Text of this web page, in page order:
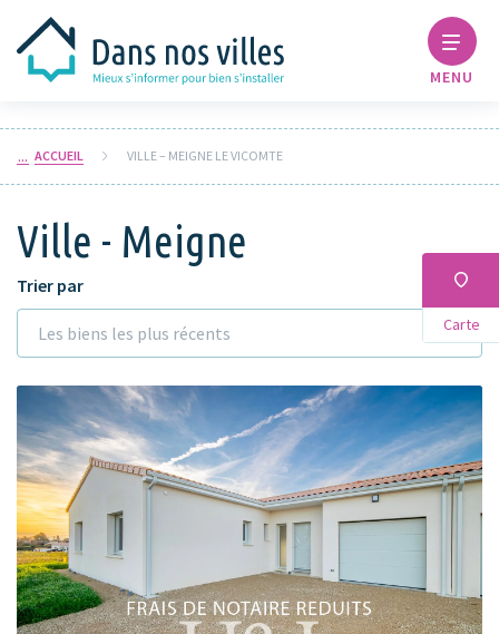
MENU
ACCUEIL VILLE – MEIGNE LE VICOMTE
Ville - Meigne
Carte
Trier par
Les biens les plus récents